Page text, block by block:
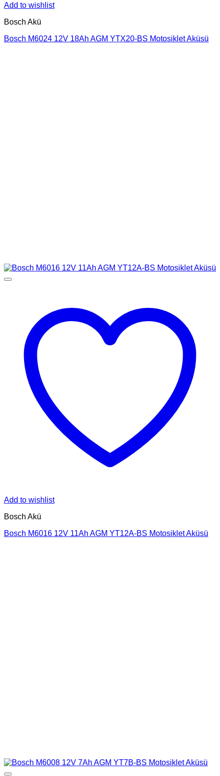
Add to wishlist
Bosch Akü
Bosch M6024 12V 18Ah AGM YTX20-BS Motosiklet Aküsü
Add to wishlist
Bosch Akü
Bosch M6016 12V 11Ah AGM YT12A-BS Motosiklet Aküsü